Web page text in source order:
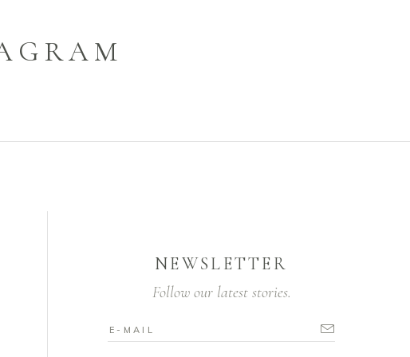
NEWSLETTER
Follow our latest stories.